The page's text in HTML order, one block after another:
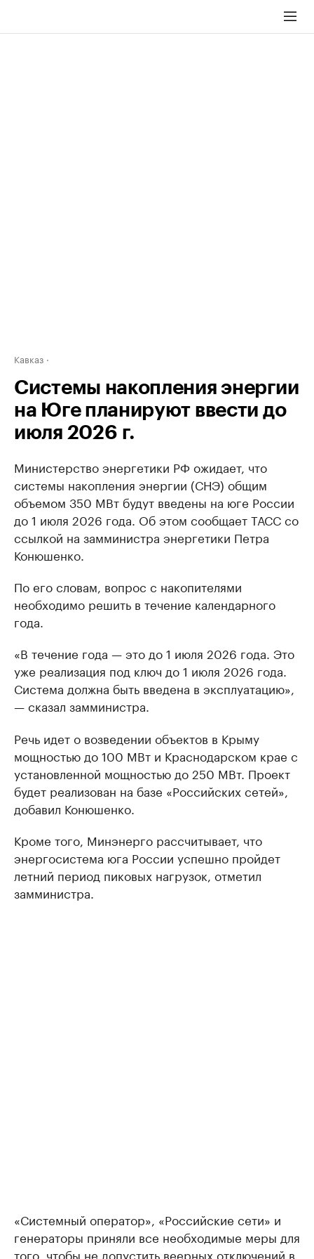
Кавказ
Системы накопления энергии
на Юге планируют ввести до
июля 2026 г.
Министерство энергетики РФ ожидает, что
системы накопления энергии (СНЭ) общим
объемом 350 МВт будут введены на юге России
до 1 июля 2026 года. Об этом сообщает ТАСС со
ссылкой на замминистра энергетики Петра
Конюшенко.
По его словам, вопрос с накопителями
необходимо решить в течение календарного
года.
«В течение года — это до 1 июля 2026 года. Это
уже реализация под ключ до 1 июля 2026 года.
Система должна быть введена в эксплуатацию»,
— сказал замминистра.
Речь идет о возведении объектов в Крыму
мощностью до 100 МВт и Краснодарском крае с
установленной мощностью до 250 МВт. Проект
будет реализован на базе «Российских сетей»,
добавил Конюшенко.
Кроме того, Минэнерго рассчитывает, что
энергосистема юга России успешно пройдет
летний период пиковых нагрузок, отметил
замминистра.
«Системный оператор», «Российские сети» и
генераторы приняли все необходимые меры для
того, чтобы не допустить веерных отключений в